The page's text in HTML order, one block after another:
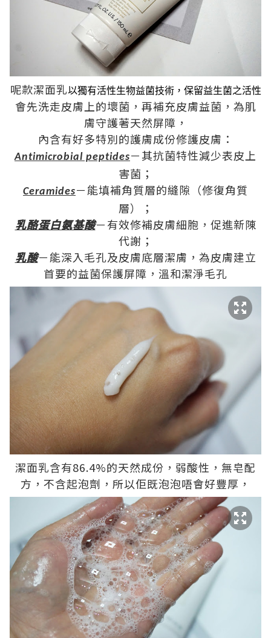
呢款潔面乳以獨有活性生物益菌技術，保留益生菌之活性
會先洗走皮膚上的壞菌，再補充皮膚益菌，為肌
膚守護著天然屏障，
內含有好多特別的護膚成份修護皮膚：
Antimicrobial peptides－其抗菌特性減少表皮上
害菌 ；
Ceramides－能填補角質層的縫隙 （修復角質
層）；
乳酪蛋白氨基酸－有效修補皮膚細胞，促進新陳
代謝 ；
乳酸－能深入毛孔及皮膚底層潔膚，為皮膚建立
首要的益菌保護屏障，溫和潔淨毛孔
潔面乳含有86.4%的天然成份，弱酸性，無皂配
方，不含起泡劑，所以佢既泡泡唔會好豐厚，